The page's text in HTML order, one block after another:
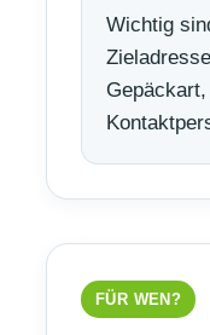
Wichtig
FÜR WEN?